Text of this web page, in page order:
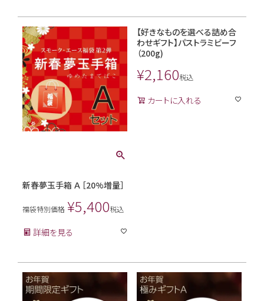
新春夢玉手箱 Ａ ［20%増量］
福袋特別価格 ¥5,400税込
詳細を見る
【好きなものを選べる詰め合
わせギフト】パストラミビーフ
（200g)
¥2,160税込
カートに入れる